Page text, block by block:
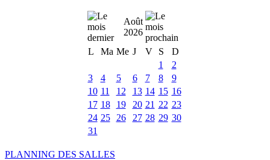
Août
2026
L
Ma Me J V S
D
1
2
3
4 5 6 7 8
9
10 11 12 13 14 15 16
17 18 19 20 21 22 23
24 25 26 27 28 29 30
31
PLANNING DES SALLES